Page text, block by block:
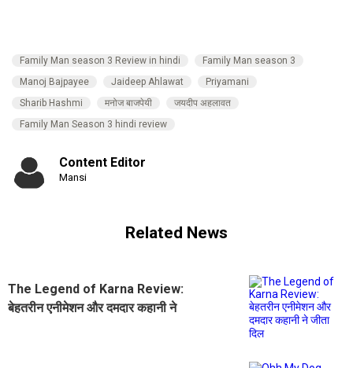
Family Man season 3 Review in hindi
Family Man season 3
Manoj Bajpayee
Jaideep Ahlawat
Priyamani
Sharib Hashmi
मनोज बाजपेयी
जयदीप अहलावत
Family Man Season 3 hindi review
Content Editor
Mansi
Related News
The Legend of Karna Review:
बेहतरीन एनीमेशन और दमदार कहानी ने